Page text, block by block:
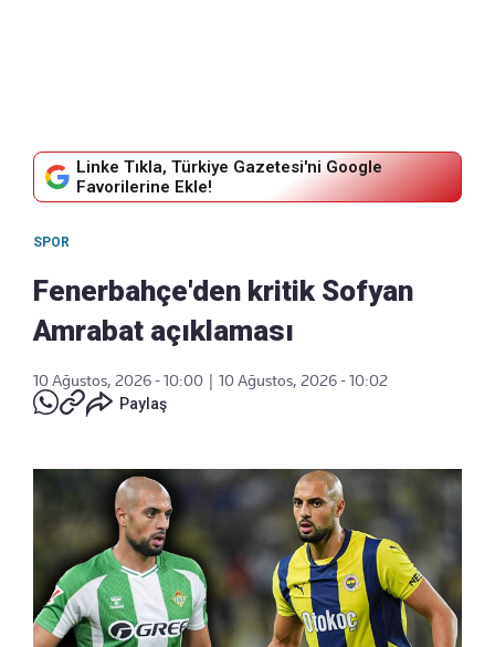
Linke Tıkla, Türkiye Gazetesi'ni Google
Favorilerine Ekle!
SPOR
Fenerbahçe'den kritik Sofyan
Amrabat açıklaması
10 Ağustos, 2026 - 10:00
10 Ağustos, 2026 - 10:02
Paylaş